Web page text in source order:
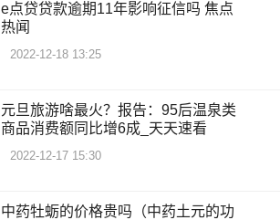
e点贷贷款逾期11年影响征信吗 焦点
热闻
2022-12-18 13:25
元旦旅游啥最火？报告：95后温泉类
商品消费额同比增6成_天天速看
2022-12-17 15:30
中药牡蛎的价格贵吗（中药土元的功